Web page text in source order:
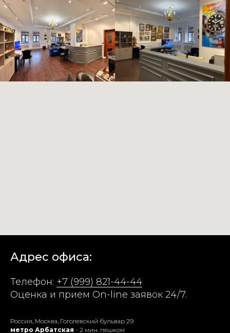
Адрес офиса:
Телефон: +7 (999) 821-44-44
Оценка и прием On-line заявок 24/7.
Россия, Москва, Гоголевский бульвар 29
метро Арбатская - 2 мин. пешком